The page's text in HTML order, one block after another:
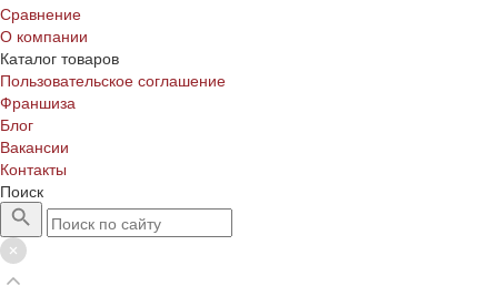
Сравнение
О компании
Каталог товаров
Пользовательское соглашение
Франшиза
Блог
Вакансии
Контакты
Поиск